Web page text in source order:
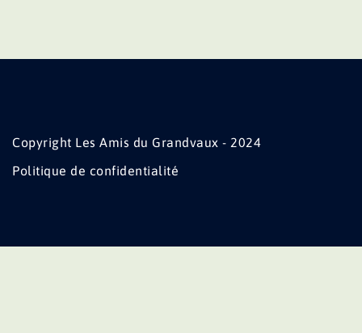
Copyright Les Amis du Grandvaux - 2024
Politique de confidentialité